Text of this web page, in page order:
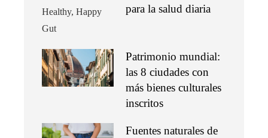
para la salud diaria
Patrimonio mundial:
las 8 ciudades con
más bienes culturales
inscritos
Fuentes naturales de